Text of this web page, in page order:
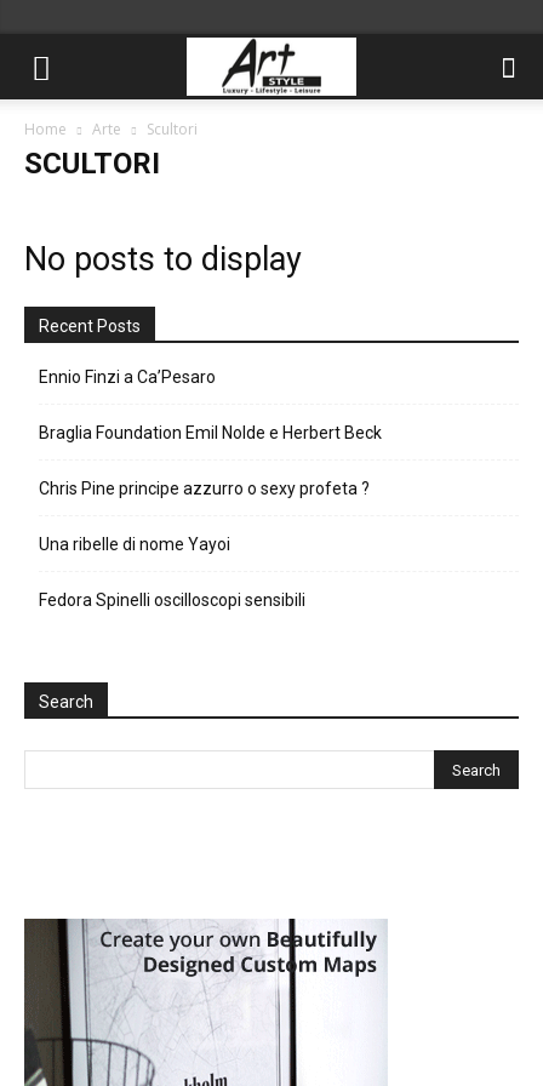
Home Arte Scultori
SCULTORI
No posts to display
Recent Posts
Ennio Finzi a Ca’Pesaro
Braglia Foundation Emil Nolde e Herbert Beck
Chris Pine principe azzurro o sexy profeta ?
Una ribelle di nome Yayoi
Fedora Spinelli oscilloscopi sensibili
Search